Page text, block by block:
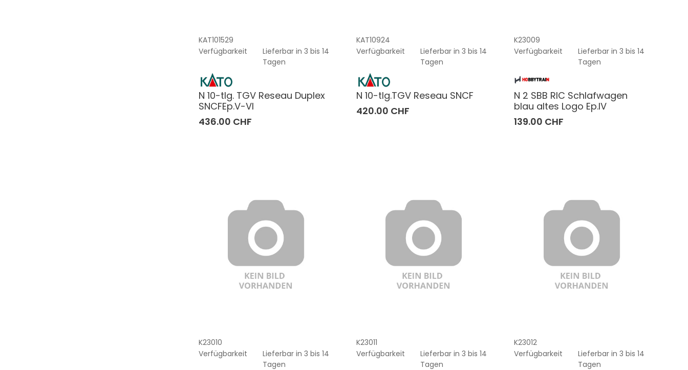
KAT101529
Verfügbarkeit
Lieferbar in 3 bis 14
Tagen
N 10-tlg. TGV Reseau Duplex
SNCFEp.V-VI
436.00 CHF
KAT10924
Verfügbarkeit
Lieferbar in 3 bis 14
Tagen
N 10-tlg.TGV Reseau SNCF
420.00 CHF
K23009
Verfügbarkeit
Lieferbar in 3 bis 14
Tagen
N 2 SBB RIC Schlafwagen
blau altes Logo Ep.IV
139.00 CHF
K23010
Verfügbarkeit
Lieferbar in 3 bis 14
Tagen
K23011
Verfügbarkeit
Lieferbar in 3 bis 14
Tagen
K23012
Verfügbarkeit
Lieferbar in 3 bis 14
Tagen